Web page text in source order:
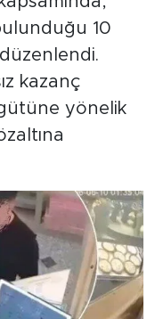
10
kazanç
yönelik